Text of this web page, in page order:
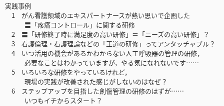
実践事例
1 がん看護領域のエキスパートナースが熱い思いで企画した
〓「疼痛コントロール」に関する研修
2 〓「研修終了時に満足度の高い研修」＝「ニーズの高い研修」？
3 看護倫理・看護理論などの「王道の研修」ってアンタッチャブル？
4 いつ活用の機会があるかわからない人工呼吸器の管理の研修，
必要なことはわかっていますが，やる気になれないです……
5 いろいろな研修をやっているけれど，
現場の実践が改善された感じがしないのはなぜ？
6 ステップアップを目指した創傷管理の研修のはずが……
いつもイチからスタート？